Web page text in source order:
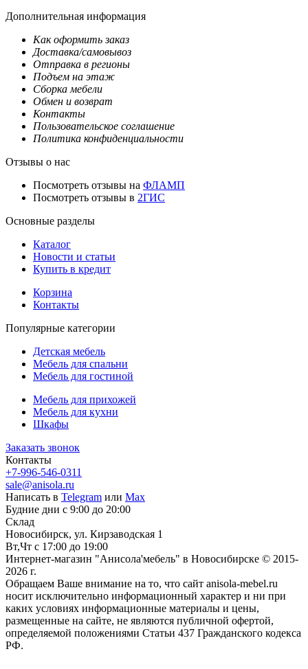
Дополнительная информация
Как оформить заказ
Доставка/самовывоз
Отправка в регионы
Подъем на этаж
Сборка мебели
Обмен и возврат
Контакты
Пользовательское соглашение
Политика конфиденциальности
Отзывы о нас
Посмотреть отзывы на ФЛАМП
Посмотреть отзывы в 2ГИС
Основные разделы
Каталог
Новости и статьи
Купить в кредит
Корзина
Контакты
Популярные категории
Детская мебель
Мебель для спальни
Мебель для гостиной
Мебель для прихожей
Мебель для кухни
Шкафы
Заказать звонок
Контакты
+7-996-546-0311
sale@anisola.ru
Написать в Telegram или Max
Будние дни с 9:00 до 20:00
Склад
Новосибирск, ул. Кирзаводская 1
Вт,Чт с 17:00 до 19:00
Интернет-магазин "Анисола'мебель" в Новосибирске © 2015-
2026 г.
Обращаем Ваше внимание на то, что сайт anisola-mebel.ru
носит исключительно информационный характер и ни при
каких условиях информационные материалы и цены,
размещенные на сайте, не являются публичной офертой,
определяемой положениями Статьи 437 Гражданского кодекса
РФ.